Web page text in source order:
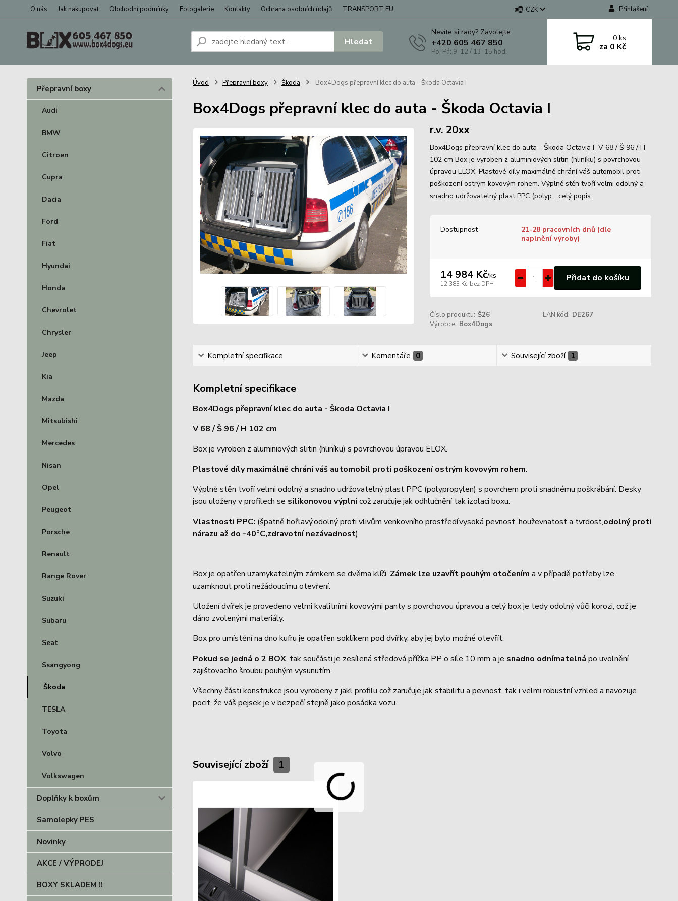
O nás Jak nakupovat Obchodní podmínky Fotogalerie Kontakty Ochrana osobních údajů TRANSPORT EU CZK Přihlášení
Hledat
Nevíte si rady? Zavolejte.
+420 605 467 850
Po-Pá: 9-12 / 13-15 hod.
0ks
za 0 Kč
Přepravní boxy
Audi
BMW
Citroen
Cupra
Dacia
Ford
Fiat
Hyundai
Honda
Chevrolet
Chrysler
Jeep
Kia
Mazda
Mitsubishi
Mercedes
Nisan
Opel
Peugeot
Porsche
Renault
Range Rover
Suzuki
Subaru
Seat
Ssangyong
Škoda
TESLA
Toyota
Volvo
Volkswagen
Doplňky k boxům
Samolepky PES
Novinky
AKCE / VÝPRODEJ
BOXY SKLADEM !!
Úvod Přepravní boxy Škoda Box4Dogs přepravní klec do auta - Škoda Octavia I
Box4Dogs přepravní klec do auta - Škoda Octavia I
r.v. 20xx
Box4Dogs přepravní klec do auta - Škoda Octavia I V 68 / Š 96 / H
102 cm Box je vyroben z aluminiových slitin (hliníku) s povrchovou
úpravou ELOX. Plastové díly maximálně chrání váš automobil proti
poškození ostrým kovovým rohem. Výplně stěn tvoří velmi odolný a
snadno udržovatelný plast PPC (polyp... celý popis
Dostupnost
21-28 pracovních dnů (dle
naplnění výroby)
14 984 Kč/ks
12 383 Kč bez DPH
Přidat do košíku
Číslo produktu: Š26 EAN kód: DE267
Výrobce: Box4Dogs
Kompletní specifikace Komentáře 0 Související zboží 1
Kompletní specifikace
Box4Dogs přepravní klec do auta - Škoda Octavia I
V 68 / Š 96 / H 102 cm
Box je vyroben z aluminiových slitin (hliníku) s povrchovou úpravou ELOX.
Plastové díly maximálně chrání váš automobil proti poškození ostrým kovovým rohem.
Výplně stěn tvoří velmi odolný a snadno udržovatelný plast PPC (polypropylen) s povrchem proti snadnému poškrábání. Desky
jsou uloženy v profilech se silikonovou výplnícož zaručuje jak odhlučnění tak izolaci boxu.
Vlastnosti PPC: (špatně hořlavý,odolný proti vlivům venkovního prostředí,vysoká pevnost, houževnatost a tvrdost,odolný proti
nárazu až do -40°C,zdravotní nezávadnost)
Box je opatřen uzamykatelným zámkem se dvěma klíči. Zámek lze uzavřít pouhým otočením a v případě potřeby lze
uzamknout proti nežádoucímu otevření.
Uložení dvířek je provedeno velmi kvalitními kovovými panty s povrchovou úpravou a celý box je tedy odolný vůči korozi, což je
dáno zvolenými materiály.
Box pro umístění na dno kufru je opatřen soklíkem pod dvířky, aby jej bylo možné otevřít.
Pokud se jedná o 2 BOX, tak součásti je zesílená středová příčka PP o síle 10 mm a je snadno odnímatelná po uvolnění
zajišťovacího šroubu pouhým vysunutím.
Všechny části konstrukce jsou vyrobeny z jakl profilu což zaručuje jak stabilitu a pevnost, tak i velmi robustní vzhled a navozuje
pocit, že váš pejsek je v bezpečí stejně jako posádka vozu.
Související zboží 1